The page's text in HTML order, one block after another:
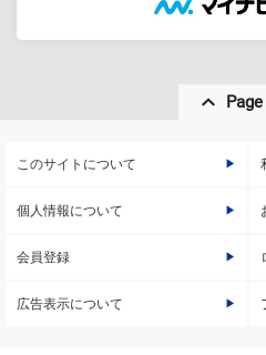
このサイトについて
個人情報について
会員登録
広告表示について